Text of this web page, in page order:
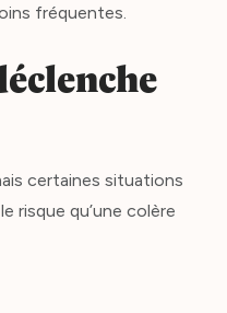
fréquentes.
certaines situations
risque qu’une colère